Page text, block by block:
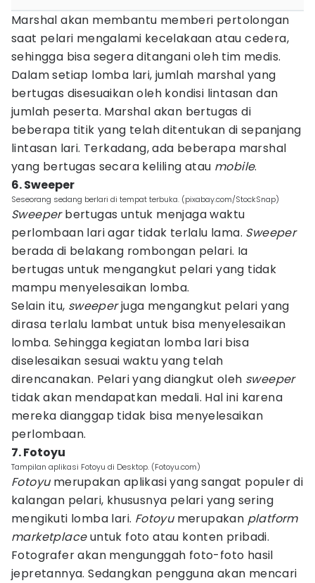
Marshal akan membantu memberi pertolongan
saat pelari mengalami kecelakaan atau cedera,
sehingga bisa segera ditangani oleh tim medis.
Dalam setiap lomba lari, jumlah marshal yang
bertugas disesuaikan oleh kondisi lintasan dan
jumlah peserta. Marshal akan bertugas di
beberapa titik yang telah ditentukan di sepanjang
lintasan lari. Terkadang, ada beberapa marshal
yang bertugas secara keliling atau mobile.
6. Sweeper
Seseorang sedang berlari di tempat terbuka. (pixabay.com/StockSnap)
Sweeperbertugas untuk menjaga waktu
perlombaan lari agar tidak terlalu lama. Sweeper
berada di belakang rombongan pelari. Ia
bertugas untuk mengangkut pelari yang tidak
mampu menyelesaikan lomba.
Selain itu, sweeperjuga mengangkut pelari yang
dirasa terlalu lambat untuk bisa menyelesaikan
lomba. Sehingga kegiatan lomba lari bisa
diselesaikan sesuai waktu yang telah
direncanakan. Pelari yang diangkut oleh sweeper
tidak akan mendapatkan medali. Hal ini karena
mereka dianggap tidak bisa menyelesaikan
perlombaan.
7. Fotoyu
Tampilan aplikasi Fotoyu di Desktop. (Fotoyu.com)
Fotoyumerupakan aplikasi yang sangat populer di
kalangan pelari, khususnya pelari yang sering
mengikuti lomba lari. Fotoyumerupakan platform
marketplaceuntuk foto atau konten pribadi.
Fotografer akan mengunggah foto-foto hasil
jepretannya. Sedangkan pengguna akan mencari